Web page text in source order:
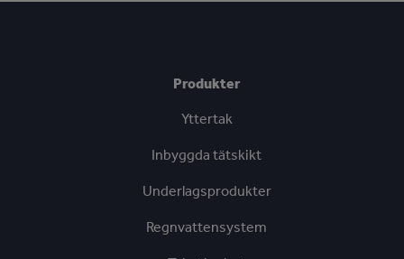
Produkter
Yttertak
Inbyggda tätskikt
Underlagsprodukter
Regnvattensystem